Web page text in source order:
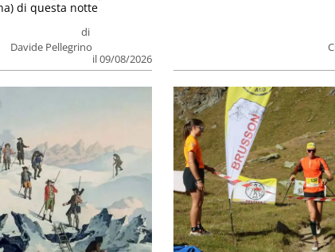
di
Davide Pellegrino
il 09/08/2026
di questa notte